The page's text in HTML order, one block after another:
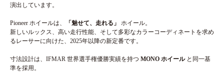
演出しています。
Pioneer ホイールは、 「魅せて、走れる」
ホイール。
新しいルックス、高い走行性能、そして多彩なカラーコーディネートを求め
るレーサーに向けた、2025年以降の新定番です。
寸法設計は、IFMAR 世界選手権優勝実績を持つ MONO ホイールと同一基
準を採用。